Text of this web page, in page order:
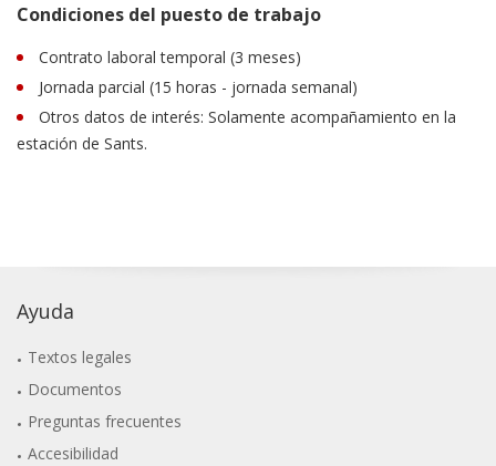
Condiciones del puesto de trabajo
Contrato laboral temporal (3 meses)
Jornada parcial (15 horas - jornada semanal)
Otros datos de interés: Solamente acompañamiento en la
estación de Sants.
Ayuda
Textos legales
Documentos
Preguntas frecuentes
Accesibilidad